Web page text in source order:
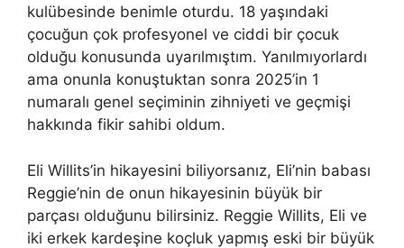
kulübesinde benimle oturdu. 18 yaşındaki
çocuğun çok profesyonel ve ciddi bir çocuk
olduğu konusunda uyarılmıştım. Yanılmıyorlardı
ama onunla konuştuktan sonra 2025’in 1
numaralı genel seçiminin zihniyeti ve geçmişi
hakkında fikir sahibi oldum.
Eli Willits’in hikayesini biliyorsanız, Eli’nin babası
Reggie’nin de onun hikayesinin büyük bir
parçası olduğunu bilirsiniz. Reggie Willits, Eli ve
iki erkek kardeşine koçluk yapmış eski bir büyük